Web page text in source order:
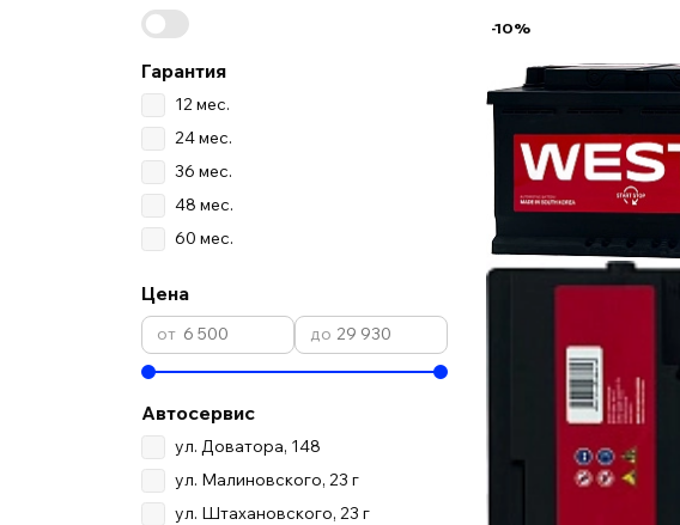
Гарантия
12 мес.
24 мес.
36 мес.
48 мес.
60 мес.
Цена
Автосервис
ул. Доватора, 148
ул. Малиновского, 23 г
ул. Штахановского, 23 г
-10%